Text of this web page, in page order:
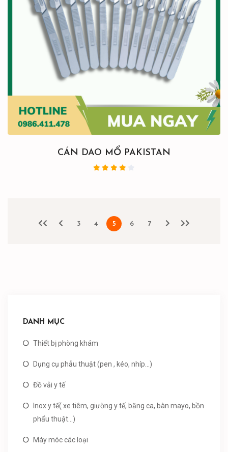
DANH MỤC
Thiết bị phòng khám
Dụng cụ phẫu thuật (pen , kéo, nhíp...)
Đồ vải y tế
Inox y tế( xe tiêm, giường y tế, băng ca, bàn mayo, bồn
phẩu thuật...)
Máy móc các loại
CÁN DAO MỔ PAKISTAN
3 4 5 6 7